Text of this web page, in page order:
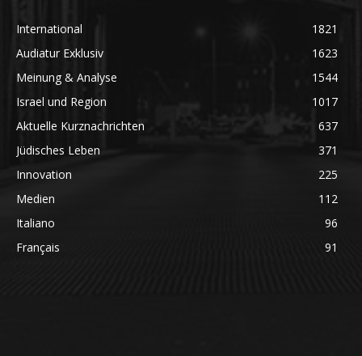
International
1821
Audiatur Exklusiv
1623
Meinung & Analyse
1544
Israel und Region
1017
Aktuelle Kurznachrichten
637
Jüdisches Leben
371
Innovation
225
Medien
112
Italiano
96
Français
91